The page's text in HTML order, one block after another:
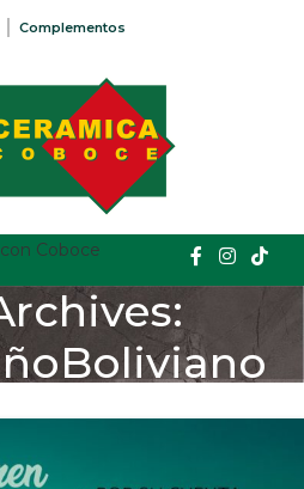
Complementos
Coboce